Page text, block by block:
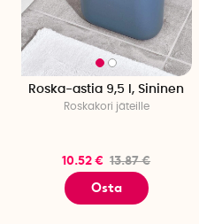
Roska-astia 9,5 l, Sininen
Roskakori jäteille
10.52 € 13.87 €
Osta